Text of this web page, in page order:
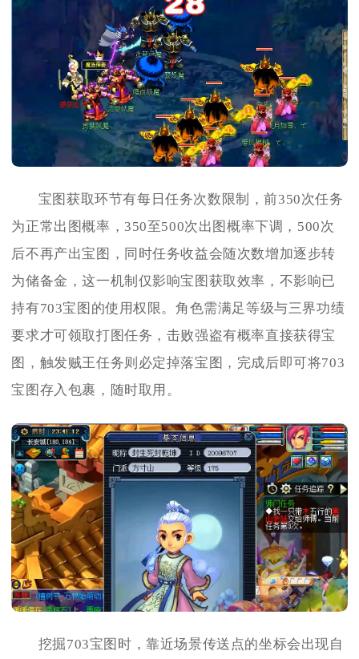
宝图获取环节有每日任务次数限制，前350次任务
为正常出图概率，350至500次出图概率下调，500次
后不再产出宝图，同时任务收益会随次数增加逐步转
为储备金，这一机制仅影响宝图获取效率，不影响已
持有703宝图的使用权限。角色需满足等级与三界功绩
要求才可领取打图任务，击败强盗有概率直接获得宝
图，触发贼王任务则必定掉落宝图，完成后即可将703
宝图存入包裹，随时取用。
挖掘703宝图时，靠近场景传送点的坐标会出现自